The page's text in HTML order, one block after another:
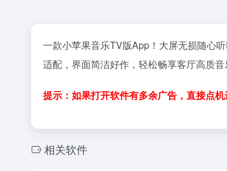
一款小苹果音乐TV版App！大屏无损随心
适配，界面简洁好作，轻松畅享客厅高质音
提示：如果打开软件有多余广告，直接点机
相关软件